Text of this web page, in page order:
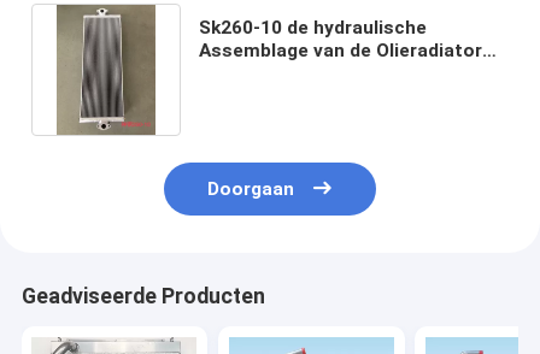
Sk260-10 de hydraulische
Assemblage van de Olieradiator
Doorgaan
Geadviseerde Producten